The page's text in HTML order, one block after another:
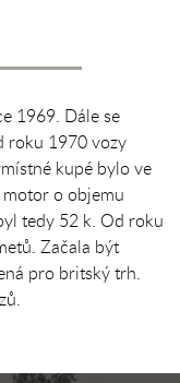
1969. Dále se
roku 1970 vozy
kupé bylo ve
o objemu
tedy 52 k. Od roku
Začala být
pro britský trh.